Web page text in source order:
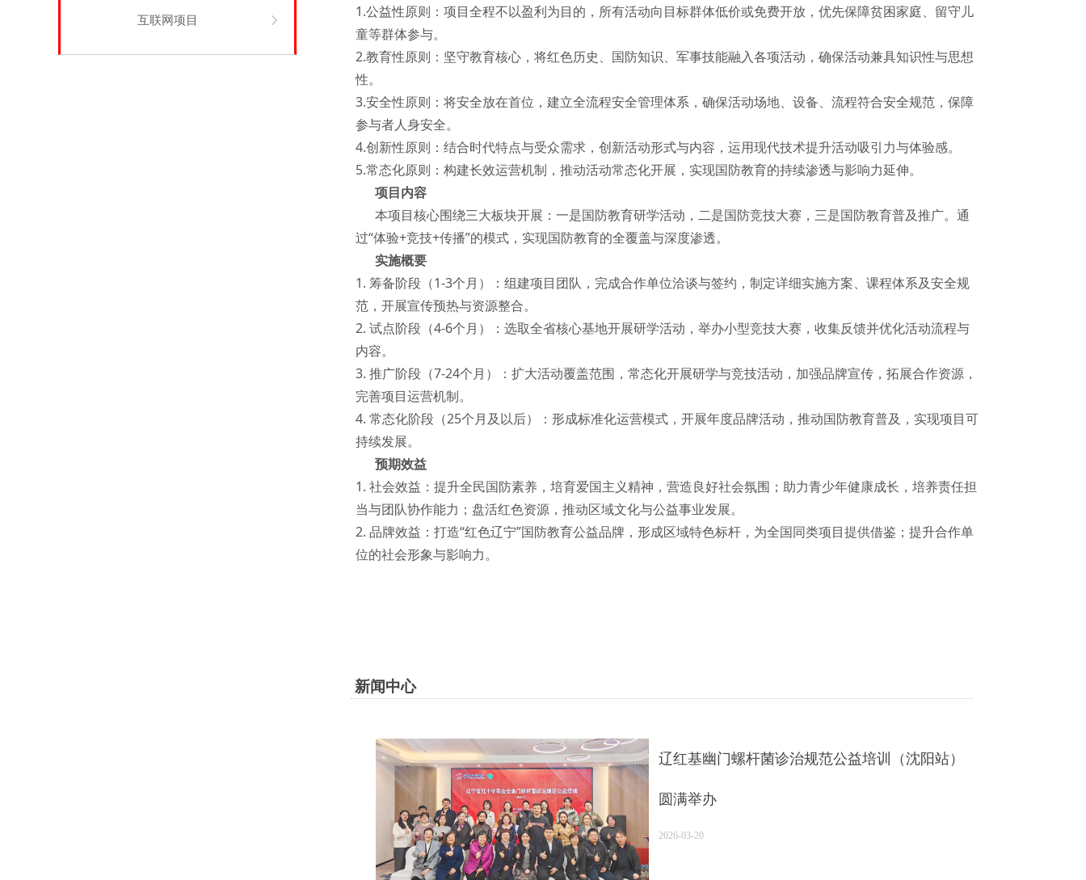
辽红基幽门螺杆菌诊治规范公益培训（沈阳站）
圆满举办
2026-03-20
新闻中心
1.公益性原则：项目全程不以盈利为目的，所有活动向目标群体低价或免费开放，优先保障贫困家庭、留守儿
童等群体参与。
2.教育性原则：坚守教育核心，将红色历史、国防知识、军事技能融入各项活动，确保活动兼具知识性与思想
性。
3.安全性原则：将安全放在首位，建立全流程安全管理体系，确保活动场地、设备、流程符合安全规范，保障
参与者人身安全。
4.创新性原则：结合时代特点与受众需求，创新活动形式与内容，运用现代技术提升活动吸引力与体验感。
5.常态化原则：构建长效运营机制，推动活动常态化开展，实现国防教育的持续渗透与影响力延伸。
项目内容
本项目核心围绕三大板块开展：一是国防教育研学活动，二是国防竞技大赛，三是国防教育普及推广。通
过“体验+竞技+传播”的模式，实现国防教育的全覆盖与深度渗透。
实施概要
1. 筹备阶段（1-3个月）：组建项目团队，完成合作单位洽谈与签约，制定详细实施方案、课程体系及安全规
范，开展宣传预热与资源整合。
2. 试点阶段（4-6个月）：选取全省核心基地开展研学活动，举办小型竞技大赛，收集反馈并优化活动流程与
内容。
3. 推广阶段（7-24个月）：扩大活动覆盖范围，常态化开展研学与竞技活动，加强品牌宣传，拓展合作资源，
完善项目运营机制。
4. 常态化阶段（25个月及以后）：形成标准化运营模式，开展年度品牌活动，推动国防教育普及，实现项目可
持续发展。
预期效益
1. 社会效益：提升全民国防素养，培育爱国主义精神，营造良好社会氛围；助力青少年健康成长，培养责任担
当与团队协作能力；盘活红色资源，推动区域文化与公益事业发展。
2. 品牌效益：打造“红色辽宁”国防教育公益品牌，形成区域特色标杆，为全国同类项目提供借鉴；提升合作单
位的社会形象与影响力。
互联网项目 ꁕ